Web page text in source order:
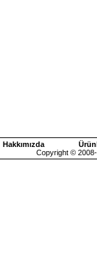
Hakkımızda
Copyright ©